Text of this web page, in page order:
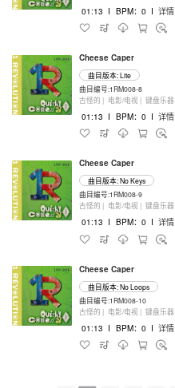
01:13 I BPM：0 I 详情
Cheese Caper
曲目版本: Lite
曲目编号:1RM008-8
古怪的 | 电影/电视 | 键盘乐器
01:13 I BPM：0 I 详情
Cheese Caper
曲目版本: No Keys
曲目编号:1RM008-9
古怪的 | 电影/电视 | 键盘乐器
01:13 I BPM：0 I 详情
Cheese Caper
曲目版本: No Loops
曲目编号:1RM008-10
古怪的 | 电影/电视 | 键盘乐器
01:13 I BPM：0 I 详情